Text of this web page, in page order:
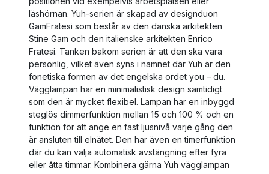
läshörnan. Yuh-serien är skapad av designduon
GamFratesi som består av den danska arkitekten
Stine Gam och den italienske arkitekten Enrico
Fratesi. Tanken bakom serien är att den ska vara
personlig, vilket även syns i namnet där Yuh är den
fonetiska formen av det engelska ordet you – du.
Vägglampan har en minimalistisk design samtidigt
som den är mycket flexibel. Lampan har en inbyggd
steglös dimmerfunktion mellan 15 och 100 % och en
funktion för att ange en fast ljusnivå varje gång den
är ansluten till elnätet. Den har även en timerfunktion
där du kan välja automatisk avstängning efter fyra
eller åtta timmar. Kombinera gärna Yuh vägglampan